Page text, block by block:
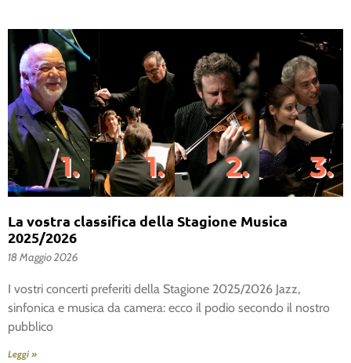
La vostra classifica della Stagione Musica
2025/2026
18 Maggio 2026
I vostri concerti preferiti della Stagione 2025/2026 Jazz,
sinfonica e musica da camera: ecco il podio secondo il nostro
pubblico
Leggi »